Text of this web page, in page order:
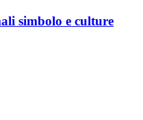
simbolo e culture